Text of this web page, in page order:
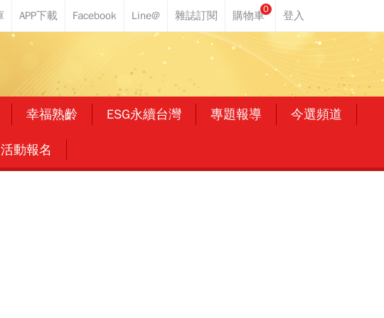
0
幸福熟齡 ESG永續台灣 專題報導 今選頻道
活動報名